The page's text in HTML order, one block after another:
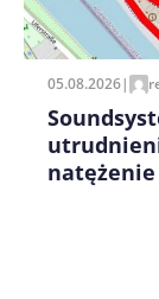
05.08.2026|